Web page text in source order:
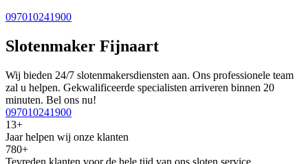
097010241900
Slotenmaker Fijnaart
Wij bieden 24/7 slotenmakersdiensten aan. Ons professionele team
zal u helpen. Gekwalificeerde specialisten arriveren binnen 20
minuten. Bel ons nu!
097010241900
13+
Jaar helpen wij onze klanten
780+
Tevreden klanten voor de hele tijd van ons sloten service